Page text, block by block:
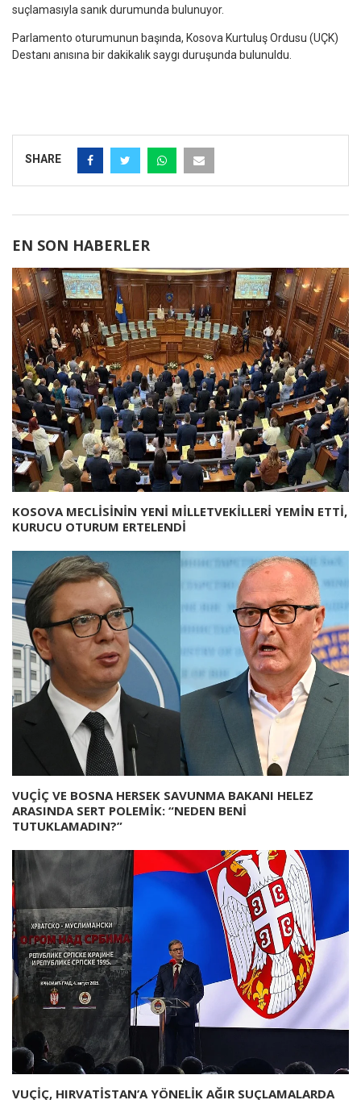
suçlamasıyla sanık durumunda bulunuyor.
Parlamento oturumunun başında, Kosova Kurtuluş Ordusu (UÇK)
Destanı anısına bir dakikalık saygı duruşunda bulunuldu.
SHARE
EN SON HABERLER
KOSOVA MECLİSİNİN YENİ MİLLETVEKİLLERİ YEMİN ETTİ,
KURUCU OTURUM ERTELENDİ
VUÇİÇ VE BOSNA HERSEK SAVUNMA BAKANI HELEZ
ARASINDA SERT POLEMİK: “NEDEN BENİ
TUTUKLAMADIN?”
VUÇİÇ, HIRVATİSTAN’A YÖNELİK AĞIR SUÇLAMALARDA